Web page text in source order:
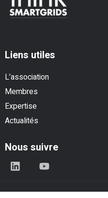
Liens utiles
L’association
Membres
Expertise
Actualités
Nous suivre